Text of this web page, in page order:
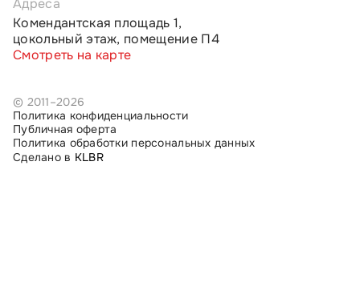
© 2011–2026
Политика конфиденциальности
Публичная оферта
Политика обработки персональных данных
Сделано в KLBR
Адреса
Комендантская площадь 1,
цокольный этаж, помещение П4
Смотреть на карте